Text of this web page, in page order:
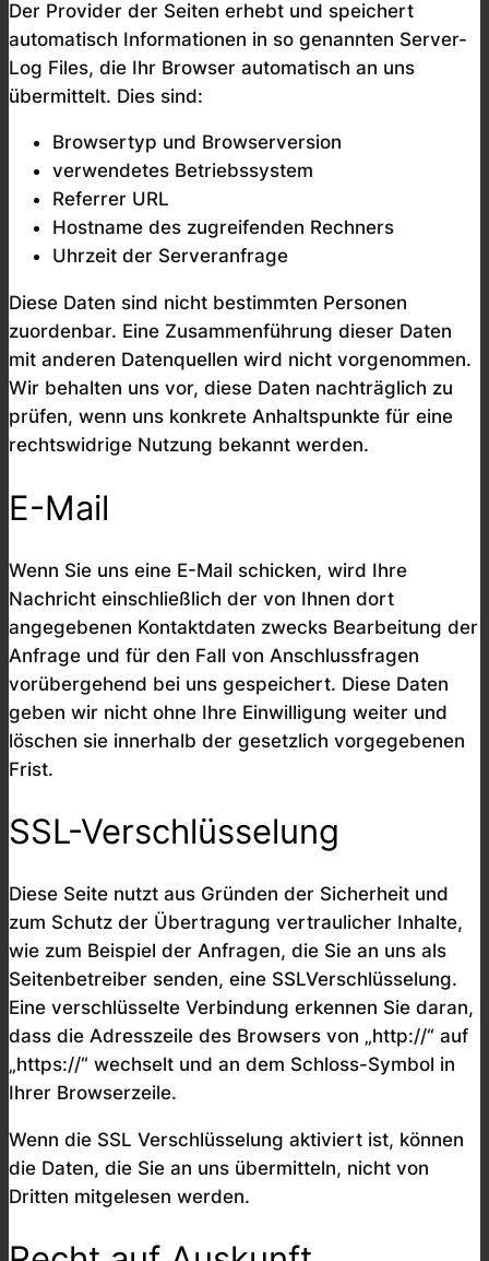
Der Provider der Seiten erhebt und speichert
automatisch Informationen in so genannten Server-
Log Files, die Ihr Browser automatisch an uns
übermittelt. Dies sind:
Browsertyp und Browserversion
verwendetes Betriebssystem
Referrer URL
Hostname des zugreifenden Rechners
Uhrzeit der Serveranfrage
Diese Daten sind nicht bestimmten Personen
zuordenbar. Eine Zusammenführung dieser Daten
mit anderen Datenquellen wird nicht vorgenommen.
Wir behalten uns vor, diese Daten nachträglich zu
prüfen, wenn uns konkrete Anhaltspunkte für eine
rechtswidrige Nutzung bekannt werden.
E-Mail
Wenn Sie uns eine E-Mail schicken, wird Ihre
Nachricht einschließlich der von Ihnen dort
angegebenen Kontaktdaten zwecks Bearbeitung der
Anfrage und für den Fall von Anschlussfragen
vorübergehend bei uns gespeichert. Diese Daten
geben wir nicht ohne Ihre Einwilligung weiter und
löschen sie innerhalb der gesetzlich vorgegebenen
Frist.
SSL-Verschlüsselung
Diese Seite nutzt aus Gründen der Sicherheit und
zum Schutz der Übertragung vertraulicher Inhalte,
wie zum Beispiel der Anfragen, die Sie an uns als
Seitenbetreiber senden, eine SSLVerschlüsselung.
Eine verschlüsselte Verbindung erkennen Sie daran,
dass die Adresszeile des Browsers von „http://“ auf
„https://“ wechselt und an dem Schloss-Symbol in
Ihrer Browserzeile.
Wenn die SSL Verschlüsselung aktiviert ist, können
die Daten, die Sie an uns übermitteln, nicht von
Dritten mitgelesen werden.